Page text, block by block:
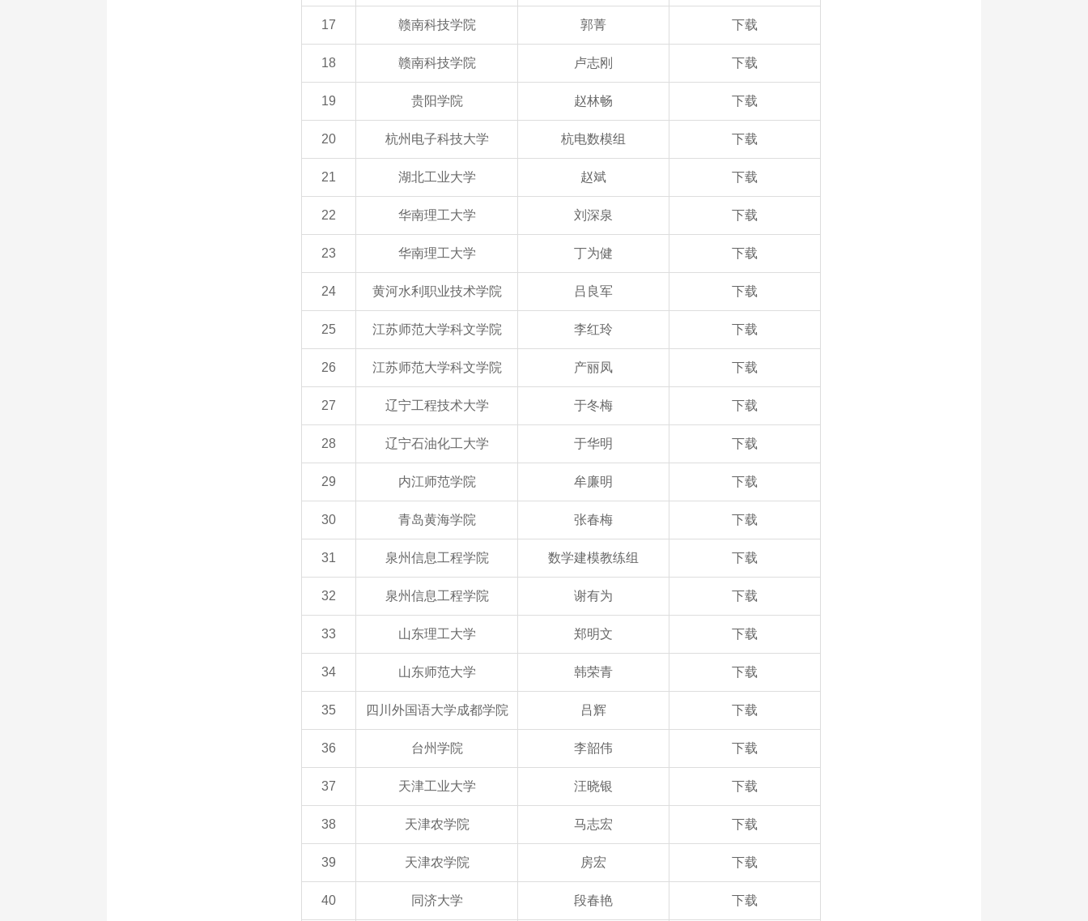
17 赣南科技学院 郭菁 下载
18 赣南科技学院 卢志刚 下载
19 贵阳学院 赵林畅 下载
20 杭州电子科技大学 杭电数模组 下载
21 湖北工业大学 赵斌 下载
22 华南理工大学 刘深泉 下载
23 华南理工大学 丁为健 下载
24 黄河水利职业技术学院 吕良军 下载
25 江苏师范大学科文学院 李红玲 下载
26 江苏师范大学科文学院 产丽凤 下载
27 辽宁工程技术大学 于冬梅 下载
28 辽宁石油化工大学 于华明 下载
29 内江师范学院 牟廉明 下载
30 青岛黄海学院 张春梅 下载
31 泉州信息工程学院 数学建模教练组 下载
32 泉州信息工程学院 谢有为 下载
33 山东理工大学 郑明文 下载
34 山东师范大学 韩荣青 下载
35 四川外国语大学成都学院 吕辉 下载
36 台州学院 李韶伟 下载
37 天津工业大学 汪晓银 下载
38 天津农学院 马志宏 下载
39 天津农学院 房宏 下载
40 同济大学 段春艳 下载